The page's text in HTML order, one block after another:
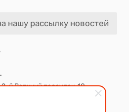
нашу рассылку новостей
й Верхний переулок, 10